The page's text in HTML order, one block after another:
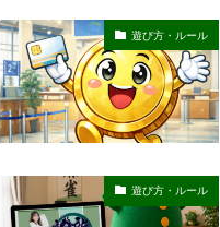
遊び方・ルール
遊び方・ルール